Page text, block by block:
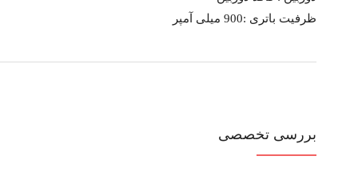
ظرفیت باتری :900 میلی آمپر
بررسی تخصصی